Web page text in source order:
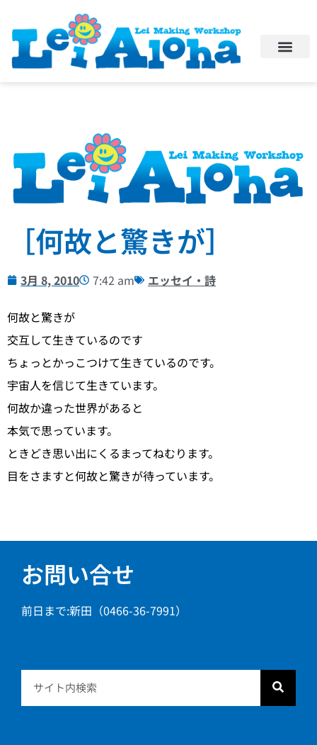
［何故と驚きが］
3月 8, 2010 7:42 am エッセイ・詩
何故と驚きが
交互して生きているのです
ちょっとかっこつけて生きているのです。
宇宙人を信じて生きています。
何故か違った世界があると
本気で思っています。
ときどき思い出にくるまってねむります。
目をさますと何故と驚きが待っています。
お問い合せ
前日まで:新田（0466-36-7991）